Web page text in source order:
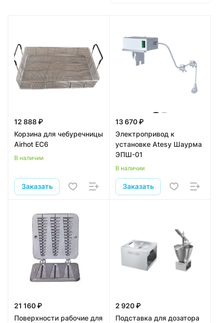
12 888 ₽
Корзина для чебуречницы
Airhot EC6
В наличии
Заказать
13 670 ₽
Электропривод к
установке Atesy Шаурма
ЭПШ-01
В наличии
Заказать
21 160 ₽
Поверхности рабочие для
2 920 ₽
Подставка для дозатора